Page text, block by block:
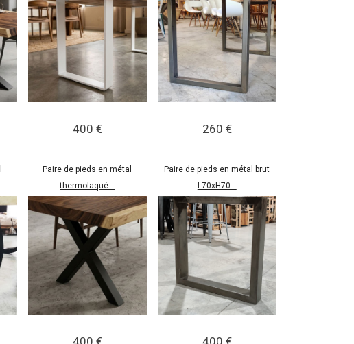
400 € 260 €
Paire de pieds en métal
thermolaqué...
Paire de pieds en métal brut
L70xH70...